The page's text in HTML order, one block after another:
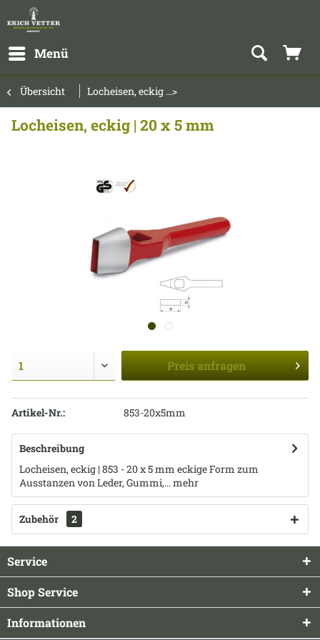
Menü
Übersicht Locheisen, eckig ...>
Locheisen, eckig | 20 x 5 mm
Preis anfragen
Artikel-Nr.: 853-20x5mm
Beschreibung
Locheisen, eckig | 853 - 20 x 5 mm eckige Form zum
Ausstanzen von Leder, Gummi,...mehr
Zubehör 2
Service
Shop Service
Informationen